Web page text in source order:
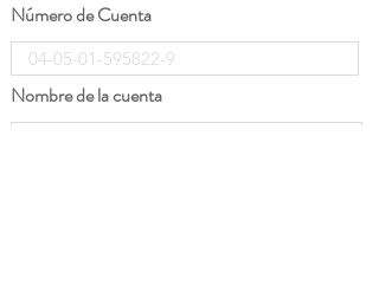
Número de Cuenta
Nombre de la cuenta